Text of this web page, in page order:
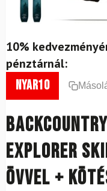
10%
pénztárnál:
nyar10
Backcountry
Explorer
övvel +